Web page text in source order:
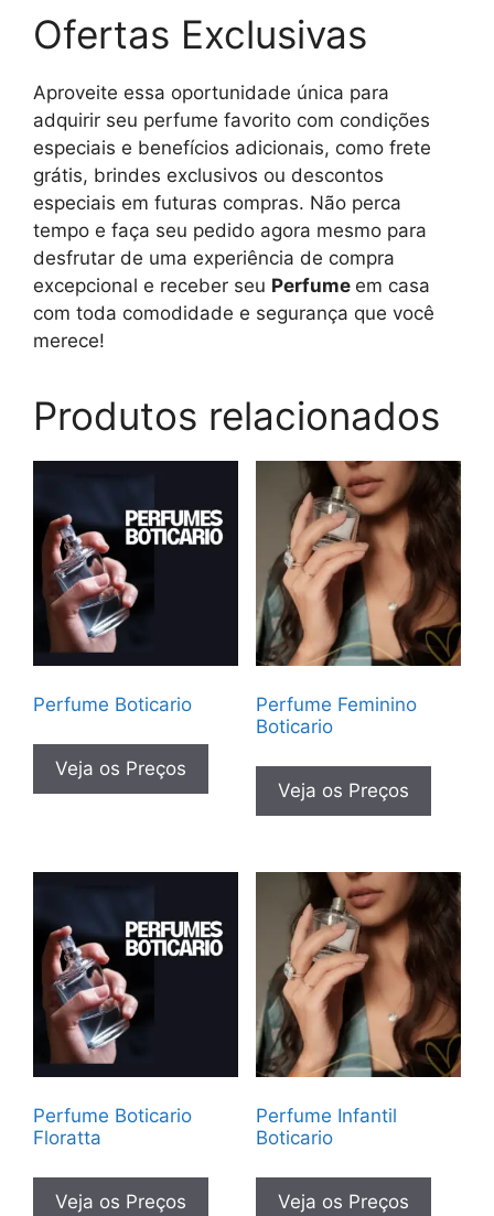
Ofertas Exclusivas
Aproveite essa oportunidade única para
adquirir seu perfume favorito com condições
especiais e benefícios adicionais, como frete
grátis, brindes exclusivos ou descontos
especiais em futuras compras. Não perca
tempo e faça seu pedido agora mesmo para
desfrutar de uma experiência de compra
excepcional e receber seu Perfume em casa
com toda comodidade e segurança que você
merece!
Produtos relacionados
Perfume Boticario
Veja os Preços
Perfume Feminino
Boticario
Veja os Preços
Perfume Boticario
Floratta
Veja os Preços
Perfume Infantil
Boticario
Veja os Preços